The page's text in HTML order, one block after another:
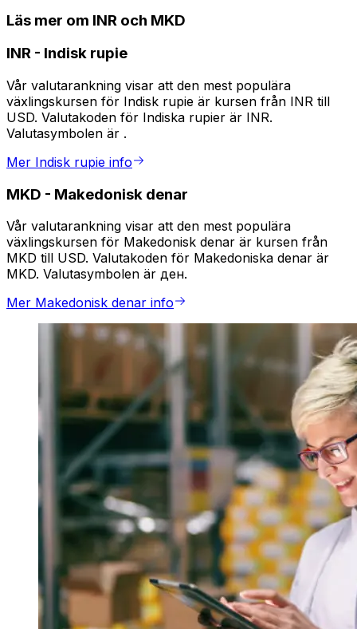
Läs mer om INR och MKD
INR - Indisk rupie
Vår valutarankning visar att den mest populära
växlingskursen för Indisk rupie är kursen från INR till
USD. Valutakoden för Indiska rupier är INR.
Valutasymbolen är ₹.
Mer Indisk rupie info
MKD - Makedonisk denar
Vår valutarankning visar att den mest populära
växlingskursen för Makedonisk denar är kursen från
MKD till USD. Valutakoden för Makedoniska denar är
MKD. Valutasymbolen är ден.
Mer Makedonisk denar info